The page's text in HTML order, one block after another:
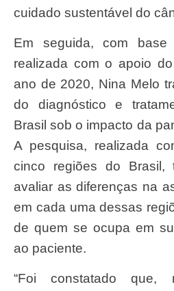
cuidado sustentável do
Em seguida, com base em uma pesquisa
realizada com o apoio
ano de 2020, Nina Melo
do diagnóstico e
Brasil sob o impacto da
A pesquisa, realizada
cinco regiões do Brasil,
avaliar as diferenças na
em cada uma dessas
de quem se ocupa em
ao paciente.
“Foi constatado que, nesse período, a